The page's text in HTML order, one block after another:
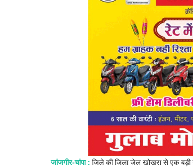
जांजगीर-चांपा : जिले की जिला जेल खोखरा से एक
अंबानी परिवार के प्री-इवेंट्स
खान...